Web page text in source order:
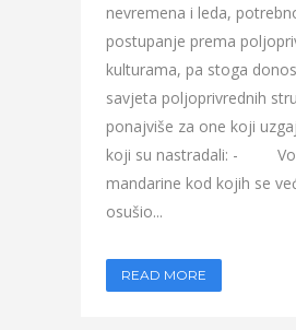
nevremena i leda,
postupanje prema
kulturama, pa stoga
savjeta poljoprivrednih
ponajviše za one koji
koji su nastradali: -
mandarine kod kojih se
osušio...
READ MORE